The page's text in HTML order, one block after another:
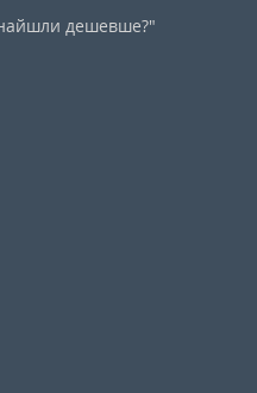
дешевше?"